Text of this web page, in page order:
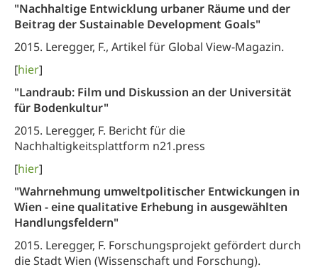
"Nachhaltige Entwicklung urbaner Räume und der
Beitrag der Sustainable Development Goals"
2015. Leregger, F., Artikel für Global View-Magazin.
[hier]
"Landraub: Film und Diskussion an der Universität
für Bodenkultur"
2015. Leregger, F. Bericht für die
Nachhaltigkeitsplattform n21.press
[hier]
"Wahrnehmung umweltpolitischer Entwickungen in
Wien - eine qualitative Erhebung in ausgewählten
Handlungsfeldern"
2015. Leregger, F. Forschungsprojekt gefördert durch
die Stadt Wien (Wissenschaft und Forschung).